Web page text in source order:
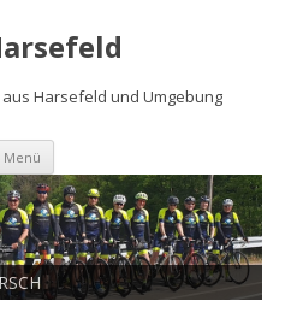
Harsefeld und Umgebung
Menü Zum
springen